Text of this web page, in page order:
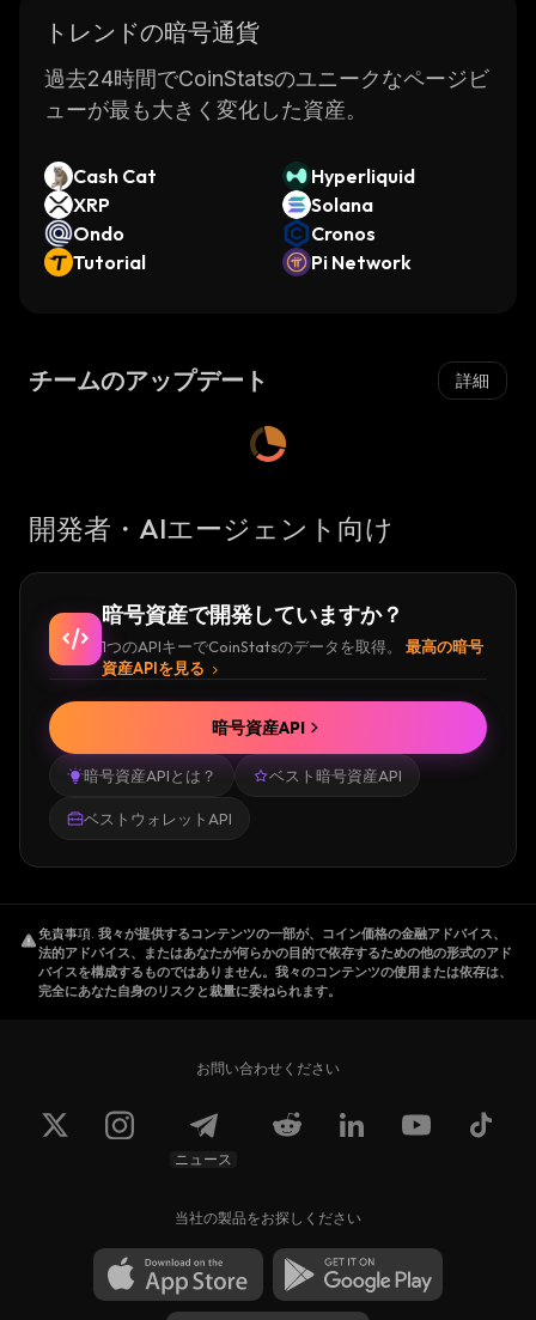
トレンドの暗号通貨
過去24時間でCoinStatsのユニークなページビ
ューが最も大きく変化した資産。
Cash Cat
Hyperliquid
XRP
Solana
Ondo
Cronos
Tutorial
Pi Network
チームのアップデート 詳細
開発者・AIエージェント向け
暗号資産で開発していますか？
1つのAPIキーでCoinStatsのデータを取得。
最高の暗号
資産APIを見る
暗号資産APIとは？ ベスト暗号資産API
ベストウォレットAPI
暗号資産API
免責事項. 我々が提供するコンテンツの一部が、コイン価格の金融アドバイス、
法的アドバイス、またはあなたが何らかの目的で依存するための他の形式のアド
バイスを構成するものではありません。我々のコンテンツの使用または依存は、
完全にあなた自身のリスクと裁量に委ねられます。
お問い合わせください
ニュース
当社の製品をお探しください